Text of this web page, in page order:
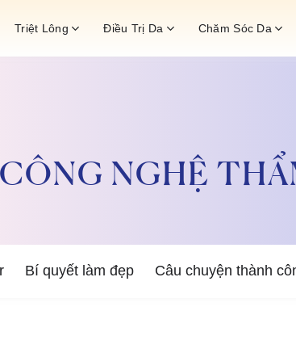
Triệt Lông Điều Trị Da Chăm Sóc Da
CÔNG NGHỆ
Bí quyết làm đẹp Câu chuyện thành